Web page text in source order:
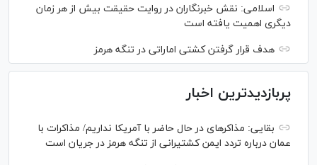
اسلامی: نقش خبرنگاران در روایت حقیقت بیش از هر زمان
دیگری اهمیت یافته است
هدف قرار گرفتن کشتی اماراتی در تنگه هرمز
پربازدیدترین اخبار
بقایی: مذاکره‎ای در حال حاضر با آمریکا نداریم/ مذاکرات با
عمان درباره تردد ایمن کشتیرانی از تنگه هرمز در جریان است